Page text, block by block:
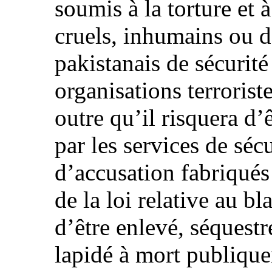
soumis à la torture et
cruels, inhumains ou
pakistanais de
organisations
outre qu’il risquera
par les services de
d’accusation
de la loi relative au
d’être enlevé,
lapidé à mort